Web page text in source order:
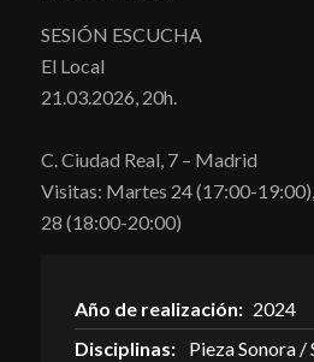
SESIÓN ESCUCHA
El Local
21.03.2026, 20h.
C. Ciudad Real, 7 – Madrid
Visitas: Martes 24 (17:00-
28 (18:00-20:00)
Año de realización: 2024
Disciplinas:
Pieza Sonora /